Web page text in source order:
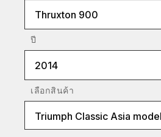
Thruxton 900
ปี
2014
เลือกสินค้า
Triumph Classic Asia model